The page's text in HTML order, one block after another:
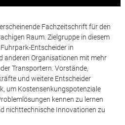
Fachzeitschrift für den
Raum. Zielgruppe in diesem
Entscheider in
anderen Organisationen mit mehr
Transportern. Vorstände,
und weitere Entscheider
um Kostensenkungspotenziale
kennen zu lernen
nichttechnische Innovationen zu